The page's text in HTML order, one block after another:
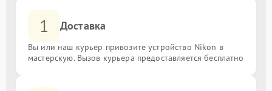
1 Доставка
Вы или наш курьер привозите устройство Nikon в
мастерскую. Вызов курьера предоставляется бесплатно